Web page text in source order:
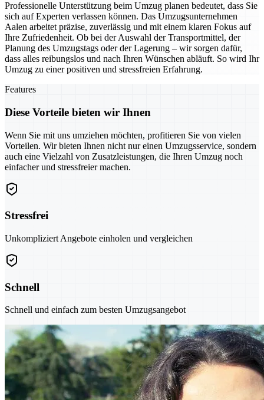
Professionelle Unterstützung beim Umzug planen bedeutet, dass Sie
sich auf Experten verlassen können. Das Umzugsunternehmen
Aalen arbeitet präzise, zuverlässig und mit einem klaren Fokus auf
Ihre Zufriedenheit. Ob bei der Auswahl der Transportmittel, der
Planung des Umzugstags oder der Lagerung – wir sorgen dafür,
dass alles reibungslos und nach Ihren Wünschen abläuft. So wird Ihr
Umzug zu einer positiven und stressfreien Erfahrung.
Features
Diese Vorteile bieten wir Ihnen
Wenn Sie mit uns umziehen möchten, profitieren Sie von vielen
Vorteilen. Wir bieten Ihnen nicht nur einen Umzugsservice, sondern
auch eine Vielzahl von Zusatzleistungen, die Ihren Umzug noch
einfacher und stressfreier machen.
Stressfrei
Unkompliziert Angebote einholen und vergleichen
Schnell
Schnell und einfach zum besten Umzugsangebot